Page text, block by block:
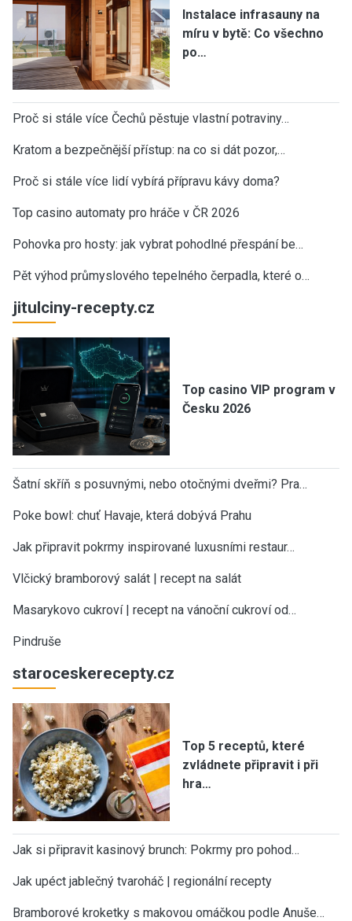
Instalace infrasauny na
míru v bytě: Co všechno
po…
Proč si stále více Čechů pěstuje vlastní potraviny…
Kratom a bezpečnější přístup: na co si dát pozor,…
Proč si stále více lidí vybírá přípravu kávy doma?
Top casino automaty pro hráče v ČR 2026
Pohovka pro hosty: jak vybrat pohodlné přespání be…
Pět výhod průmyslového tepelného čerpadla, které o…
jitulciny-recepty.cz
Top casino VIP program v
Česku 2026
Šatní skříň s posuvnými, nebo otočnými dveřmi? Pra…
Poke bowl: chuť Havaje, která dobývá Prahu
Jak připravit pokrmy inspirované luxusními restaur…
Vlčický bramborový salát | recept na salát
Masarykovo cukroví | recept na vánoční cukroví od…
Pindruše
staroceskerecepty.cz
Top 5 receptů, které
zvládnete připravit i při
hra…
Jak si připravit kasinový brunch: Pokrmy pro pohod…
Jak upéct jablečný tvaroháč | regionální recepty
Bramborové kroketky s makovou omáčkou podle Anuše…